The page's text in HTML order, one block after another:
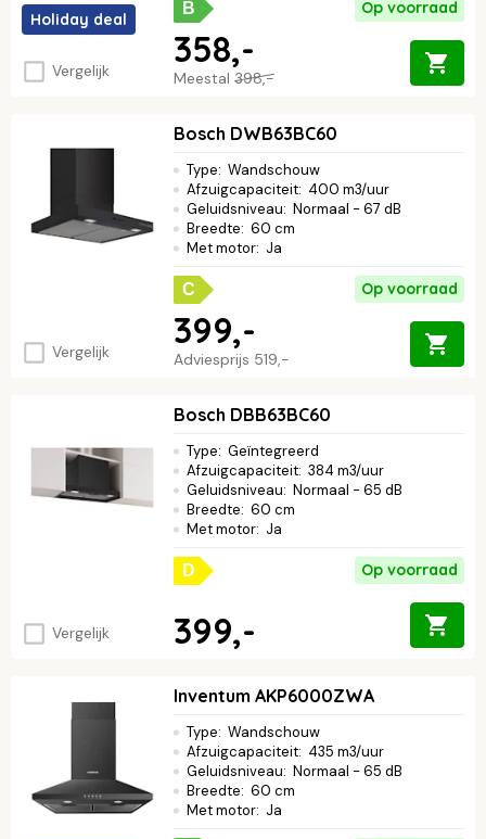
Holiday deal
Vergelijk
B Op voorraad
Meestal 398,-
358,-
Vergelijk
Bosch DWB63BC60
Type: Wandschouw
Afzuigcapaciteit: 400 m3/uur
Geluidsniveau: Normaal - 67 dB
Breedte: 60 cm
Met motor: Ja
C Op voorraad
Adviesprijs 519,-
399,-
Vergelijk
Bosch DBB63BC60
Type: Geïntegreerd
Afzuigcapaciteit: 384 m3/uur
Geluidsniveau: Normaal - 65 dB
Breedte: 60 cm
Met motor: Ja
D Op voorraad
399,-
Inventum AKP6000ZWA
Type: Wandschouw
Afzuigcapaciteit: 435 m3/uur
Geluidsniveau: Normaal - 65 dB
Breedte: 60 cm
Met motor: Ja